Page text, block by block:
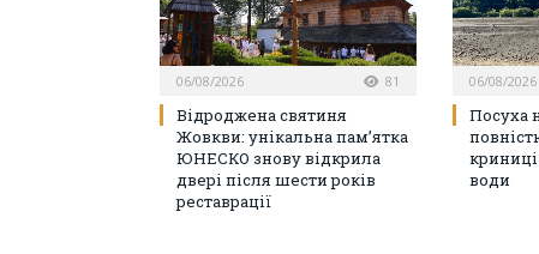
06/08/2026 81
Відроджена святиня
Жовкви: унікальна пам’ятка
ЮНЕСКО знову відкрила
двері після шести років
реставрації
06/08/2026
Посуха
води